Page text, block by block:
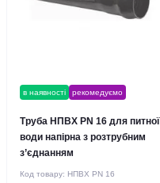
в наявності рекомедуємо
Труба НПВХ PN 16 для питної
води напірна з розтрубним
з’єднанням
Код товару: НПВХ PN 16